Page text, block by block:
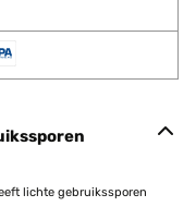
lichte gebruikssporen